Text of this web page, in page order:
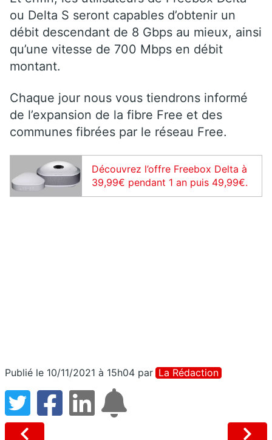
ou Delta S seront capables d’obtenir un
débit descendant de 8 Gbps au mieux, ainsi
qu’une vitesse de 700 Mbps en débit
montant.
Chaque jour nous vous tiendrons informé
de l’expansion de la fibre Free et des
communes fibrées par le réseau Free.
Découvrez l’offre Freebox Delta à
39,99€ pendant 1 an puis 49,99€.
Publié le 10/11/2021 à 15h04 par La Rédaction